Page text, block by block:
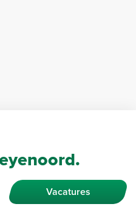
Vacatures